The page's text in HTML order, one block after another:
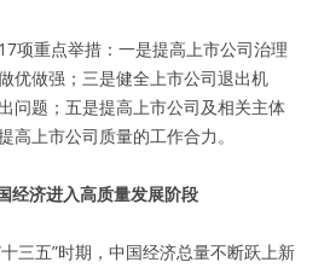
项重点举措：一是提高上市公司治理
优做强；三是健全上市公司退出机
问题；五是提高上市公司及相关主体
高上市公司质量的工作合力。
经济进入高质量发展阶段
三五”时期，中国经济总量不断跃上新